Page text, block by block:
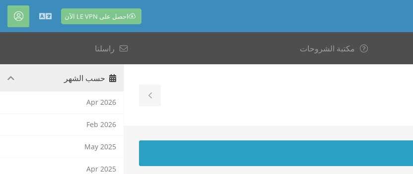
احصل على LE VPN الآن العربية
مكتبة الشروحات راسلنا
Toggle
Sidebar
حسب الشهر
Apr 2026
Feb 2026
May 2025
Apr 2025